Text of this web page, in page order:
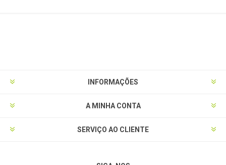
INFORMAÇÕES
A MINHA CONTA
SERVIÇO AO CLIENTE